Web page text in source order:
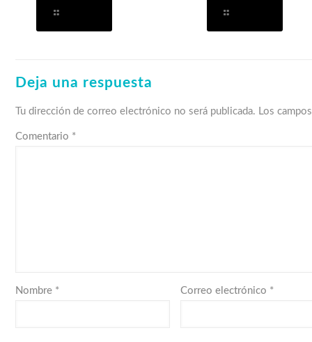
Deja una respuesta
Tu dirección de correo electrónico no será publicada. Los
Comentario *
Nombre * Correo electrónico *